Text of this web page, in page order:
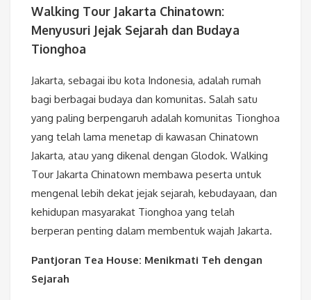
Walking Tour Jakarta Chinatown:
Menyusuri Jejak Sejarah dan Budaya
Tionghoa
Jakarta, sebagai ibu kota Indonesia, adalah rumah
bagi berbagai budaya dan komunitas. Salah satu
yang paling berpengaruh adalah komunitas Tionghoa
yang telah lama menetap di kawasan Chinatown
Jakarta, atau yang dikenal dengan Glodok. Walking
Tour Jakarta Chinatown membawa peserta untuk
mengenal lebih dekat jejak sejarah, kebudayaan, dan
kehidupan masyarakat Tionghoa yang telah
berperan penting dalam membentuk wajah Jakarta.
Pantjoran Tea House: Menikmati Teh dengan
Sejarah